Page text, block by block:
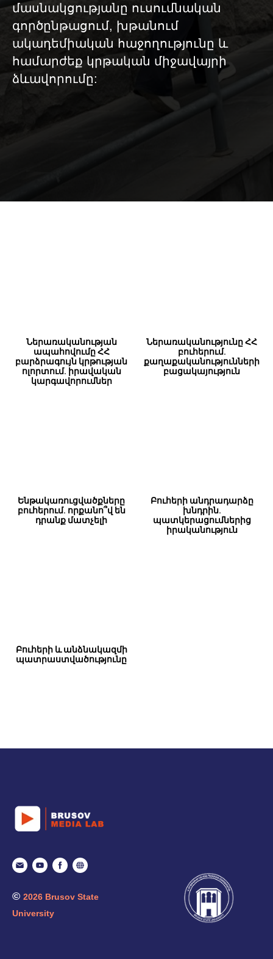
մասնակցությանը ուսումնական
գործընթացում, խթանում
ակադեմիական հաջողությունը և
համարժեք կրթական միջավայրի
ձևավորումը:
Ներառականության
ապահովումը ՀՀ
բարձրագույն կրթության
ոլորտում. իրավական
կարգավորումներ
Ներառականությունը ՀՀ
բուհերում.
քաղաքականությունների
բացակայություն
Ենթակառուցվածքները
բուհերում. որքանո՞վ են
դրանք մատչելի
Բուհերի անդրադարձը
խնդրին.
պատկերացումներից
իրականություն
Բուհերի և անձնակազմի
պատրաստվածությունը
© 2026 Brusov State
University